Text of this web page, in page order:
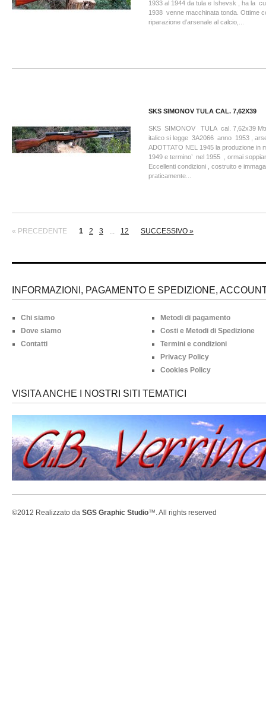
1933 al 1944 da tula e Ishevsk , ha la
1938 venne macchinata tonda. Ottime
riparazione d’arsenale al calcio,...
SKS SIMONOV TULA CAL. 7,62X39
SKS SIMONOV TULA cal. 7,62x39
italico si legge 3A2066 anno 1953 ,
ADOTTATO NEL 1945 la produzione in
1949 e termino’ nel 1955 , ormai
Eccellenti condizioni , costruito e
praticamente...
« PRECEDENTE 1 2 3 ... 12 SUCCESSIVO »
INFORMAZIONI, PAGAMENTO E SPEDIZIONE,
Chi siamo
Dove siamo
Contatti
Metodi di pagamento
Costi e Metodi di Spedizione
Termini e condizioni
Privacy Policy
Cookies Policy
VISITA ANCHE I NOSTRI SITI TEMATICI
©2012 Realizzato da SGS Graphic Studio™. All rights reserved